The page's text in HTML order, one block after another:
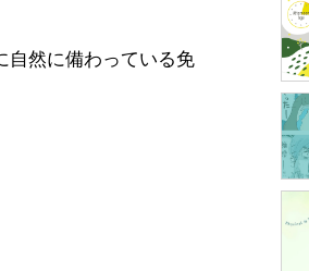
自然に備わっている免